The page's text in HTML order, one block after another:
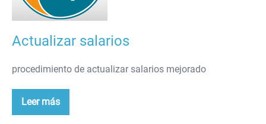
Actualizar salarios
procedimiento de actualizar salarios mejorado
Leer másActualizar
salarios